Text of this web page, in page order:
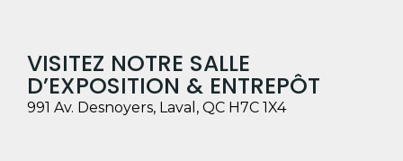
VISITEZ NOTRE SALLE
D’EXPOSITION & ENTREPÔT
991 Av. Desnoyers, Laval, QC H7C 1X4